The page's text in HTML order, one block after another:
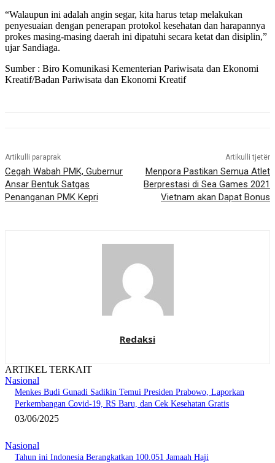
“Walaupun ini adalah angin segar, kita harus tetap melakukan
penyesuaian dengan penerapan protokol kesehatan dan harapannya
prokes masing-masing daerah ini dipatuhi secara ketat dan disiplin,”
ujar Sandiaga.
Sumber : Biro Komunikasi Kementerian Pariwisata dan Ekonomi
Kreatif/Badan Pariwisata dan Ekonomi Kreatif
Artikulli paraprak
Cegah Wabah PMK, Gubernur
Ansar Bentuk Satgas
Penanganan PMK Kepri
Artikulli tjetër
Menpora Pastikan Semua Atlet
Berprestasi di Sea Games 2021
Vietnam akan Dapat Bonus
Redaksi
ARTIKEL TERKAIT
Nasional
Menkes Budi Gunadi Sadikin Temui Presiden Prabowo, Laporkan
Perkembangan Covid-19, RS Baru, dan Cek Kesehatan Gratis
03/06/2025
Nasional
Tahun ini Indonesia Berangkatkan 100.051 Jamaah Haji